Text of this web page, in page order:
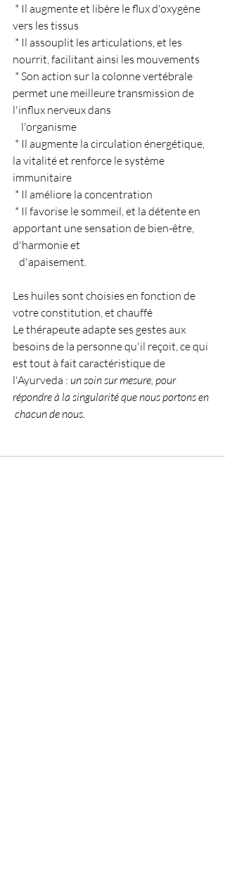
vers les tissus
nourrit, facilitant ainsi les mouvements
permet une meilleure transmission de
l'influx nerveux dans
    l'organisme
la vitalité et renforce le système
immunitaire
* Il améliore la concentration
apportant une sensation de bien-être,
d'harmonie et
   d'apaisement.
Les huiles sont choisies en fonction de
votre constitution, et chauffé
Le thérapeute adapte ses gestes aux
besoins de la personne qu'il reçoit, ce qui
est tout à fait caractéristique de
l'Ayurveda : un soin sur mesure, pour
répondre à la singularité que nous portons en
chacun de nous.